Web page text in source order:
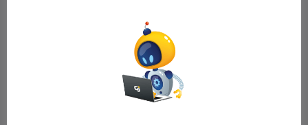
Mise à jour Minecraft : Chaos Cubed